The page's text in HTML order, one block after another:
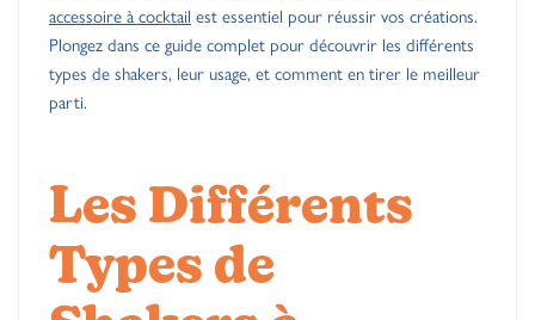
accessoire à cocktail est essentiel pour réussir vos créations.
Plongez dans ce guide complet pour découvrir les différents
types de shakers, leur usage, et comment en tirer le meilleur
parti.
Les Différents
Types de